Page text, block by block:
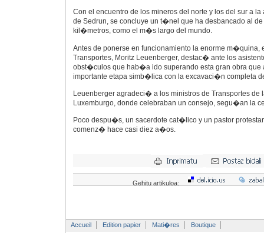
Con el encuentro de los mineros del norte y los del sur a
de Sedrun, se concluye un t�nel que ha desbancado al
kil�metros, como el m�s largo del mundo.
Antes de ponerse en funcionamiento la enorme m�quina,
Transportes, Moritz Leuenberger, destac� ante los
obst�culos que hab�a ido superando esta gran obra
importante etapa simb�lica con la excavaci�n completa
Leuenberger agradeci� a los ministros de Transportes de
Luxemburgo, donde celebraban un consejo, segu�an la
Poco despu�s, un sacerdote cat�lico y un pastor
comenz� hace casi diez a�os.
Gehitu artikuloa:
Accueil Edition papier Mati�res
Boutique